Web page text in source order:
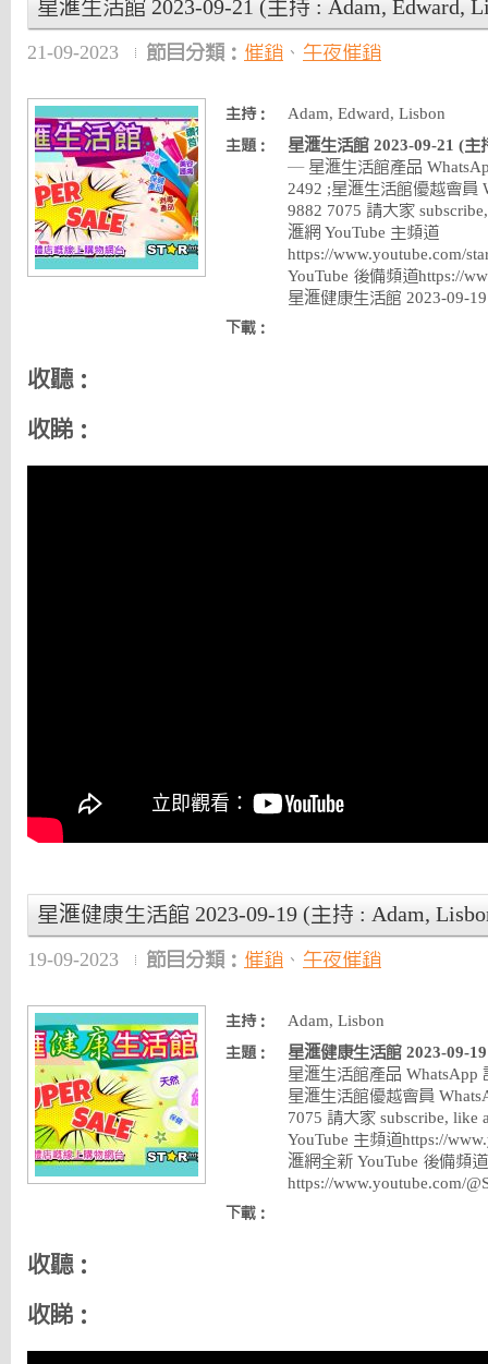
星滙生活館 2023-09-21 (主持 : Adam, Edward,
21-09-2023 節目分類： 催銷 、 午夜催銷
主持： Adam, Edward, Lisbon
主題：
星滙生活館 2023-09-21 (
— 星滙生活館產品
2492 ;星滙生活館優越會員
9882 7075 請大家
滙網 YouTube 主頻道
https://www.youtube.com/
YouTube 後備頻道https://
星滙健康生活館 2023-09-
下載：
收聽：
收睇：
星滙健康生活館 2023-09-19 (主持 : Adam,
19-09-2023 節目分類： 催銷 、 午夜催銷
主持： Adam, Lisbon
主題：
星滙健康生活館 2023-09-
星滙生活館產品 WhatsApp
星滙生活館優越會員
7075 請大家 subscribe, like
YouTube 主頻道https://
滙網全新 YouTube 後備頻道
https://www.youtube.com/
下載：
收聽：
收睇：